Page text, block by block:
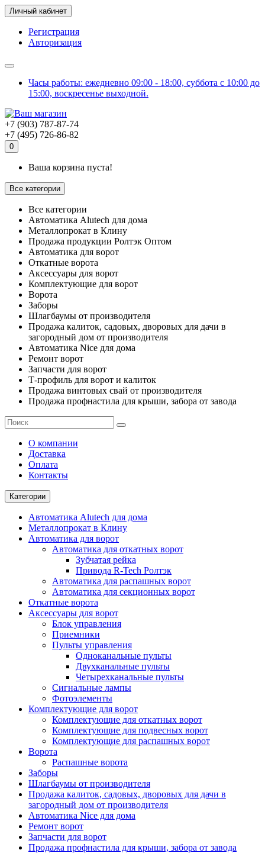
Личный кабинет
Регистрация
Авторизация
Часы работы: ежедневно 09:00 - 18:00, суббота с 10:00 до
15:00, воскресенье выходной.
+7 (903) 787-87-74
+7 (495) 726-86-82
0
Ваша корзина пуста!
Все категории
Все категории
Автоматика Alutech для дома
Металлопрокат в Клину
Продажа продукции Ролтэк Оптом
Автоматика для ворот
Откатные ворота
Аксессуары для ворот
Комплектующие для ворот
Ворота
Заборы
Шлагбаумы от производителя
Продажа калиток, садовых, дворовых для дачи в
загородный дом от производителя
Автоматика Nice для дома
Ремонт ворот
Запчасти для ворот
Т-профиль для ворот и калиток
Продажа винтовых свай от производителя
Продажа профнастила для крыши, забора от завода
О компании
Доставка
Оплата
Контакты
Категории
Автоматика Alutech для дома
Металлопрокат в Клину
Автоматика для ворот
Автоматика для откатных ворот
Зубчатая рейка
Привода R-Tech Ролтэк
Автоматика для распашных ворот
Автоматика для секционных ворот
Откатные ворота
Аксессуары для ворот
Блок управления
Приемники
Пульты управления
Одноканальные пульты
Двухканальные пульты
Четырехканальные пульты
Сигнальные лампы
Фотоэлементы
Комплектующие для ворот
Комплектующие для откатных ворот
Комплектующие для подвесных ворот
Комплектующие для распашных ворот
Ворота
Распашные ворота
Заборы
Шлагбаумы от производителя
Продажа калиток, садовых, дворовых для дачи в
загородный дом от производителя
Автоматика Nice для дома
Ремонт ворот
Запчасти для ворот
Продажа профнастила для крыши, забора от завода